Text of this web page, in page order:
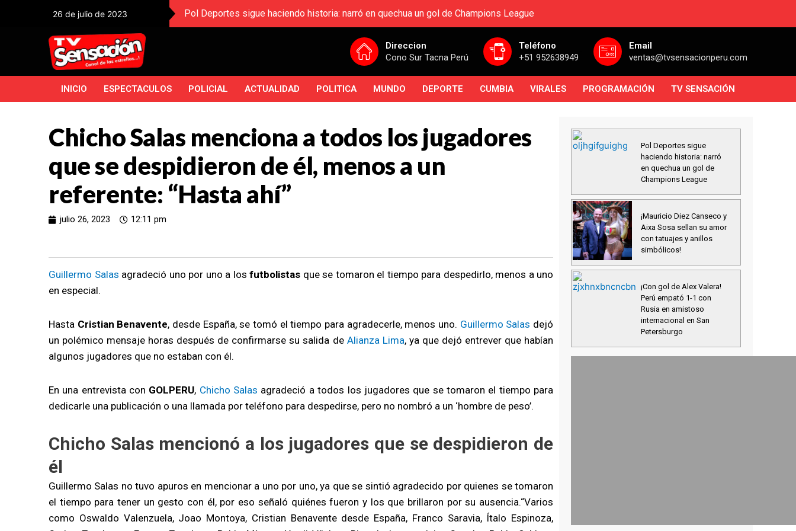
26 de julio de 2023 Pol Deportes sigue haciendo historia: narró en quechua un gol de Champions League
Direccion
Cono Sur Tacna Perú
Teléfono
+51 952638949
Email
ventas@tvsensacionperu.com
INICIO ESPECTACULOS POLICIAL ACTUALIDAD POLITICA MUNDO DEPORTE CUMBIA VIRALES PROGRAMACIÓN TV SENSACIÓN
Chicho Salas menciona a todos los jugadores
que se despidieron de él, menos a un
referente: “Hasta ahí”
julio 26, 2023 12:11 pm
Guillermo Salas agradeció uno por uno a los futbolistas que se tomaron el tiempo para despedirlo, menos a uno
en especial.
Hasta Cristian Benavente, desde España, se tomó el tiempo para agradecerle, menos uno. Guillermo Salas dejó
un polémico mensaje horas después de confirmarse su salida de Alianza Lima, ya que dejó entrever que habían
algunos jugadores que no estaban con él.
En una entrevista con GOLPERU, Chicho Salas agradeció a todos los jugadores que se tomaron el tiempo para
dedicarle una publicación o una llamada por teléfono para despedirse, pero no nombró a un ‘hombre de peso’.
Chicho Salas mencionó a los jugadores que se despidieron de
él
Guillermo Salas no tuvo apuros en mencionar a uno por uno, ya que se sintió agradecido por quienes se tomaron
el tiempo para tener un gesto con él, por eso señaló quiénes fueron y los que brillaron por su ausencia.“Varios
como Oswaldo Valenzuela, Joao Montoya, Cristian Benavente desde España, Franco Saravia, Ítalo Espinoza,
Pol Deportes sigue
haciendo historia: narró
en quechua un gol de
Champions League
¡Mauricio Diez Canseco y
Aixa Sosa sellan su amor
con tatuajes y anillos
simbólicos!
¡Con gol de Alex Valera!
Perú empató 1-1 con
Rusia en amistoso
internacional en San
Petersburgo